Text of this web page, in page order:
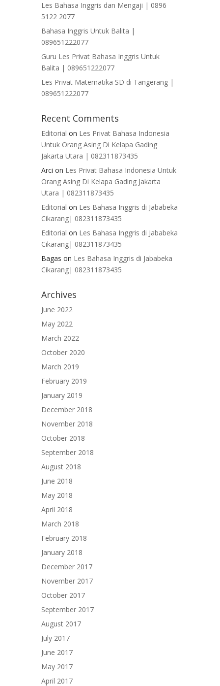
Les Bahasa Inggris dan Mengaji | 0896
5122 2077
Bahasa Inggris Untuk Balita |
089651222077
Guru Les Privat Bahasa Inggris Untuk
Balita | 089651222077
Les Privat Matematika SD di Tangerang |
089651222077
Recent Comments
Editorial on Les Privat Bahasa Indonesia
Untuk Orang Asing Di Kelapa Gading
Jakarta Utara | 082311873435
Arci on Les Privat Bahasa Indonesia Untuk
Orang Asing Di Kelapa Gading Jakarta
Utara | 082311873435
Editorial on Les Bahasa Inggris di Jababeka
Cikarang| 082311873435
Editorial on Les Bahasa Inggris di Jababeka
Cikarang| 082311873435
Bagas on Les Bahasa Inggris di Jababeka
Cikarang| 082311873435
Archives
June 2022
May 2022
March 2022
October 2020
March 2019
February 2019
January 2019
December 2018
November 2018
October 2018
September 2018
August 2018
June 2018
May 2018
April 2018
March 2018
February 2018
January 2018
December 2017
November 2017
October 2017
September 2017
August 2017
July 2017
June 2017
May 2017
April 2017